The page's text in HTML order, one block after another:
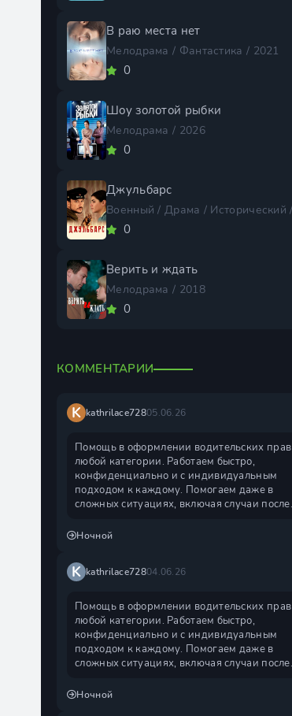
В раю места нет
Мелодрама / Фантастика / 2021
0
Шоу золотой рыбки
Мелодрама / 2026
0
Джульбарс
0
Верить и ждать
Мелодрама / 2018
0
КОММЕНТАРИИ
K kathrilace72805.06.26
Помощь в оформлении водительских прав
любой категории. Работаем быстро,
конфиденциально и с индивидуальным
подходом к каждому. Помогаем даже в
сложных ситуациях, включая случаи после
Ночной
K kathrilace72804.06.26
Помощь в оформлении водительских прав
любой категории. Работаем быстро,
конфиденциально и с индивидуальным
подходом к каждому. Помогаем даже в
сложных ситуациях, включая случаи после
Ночной